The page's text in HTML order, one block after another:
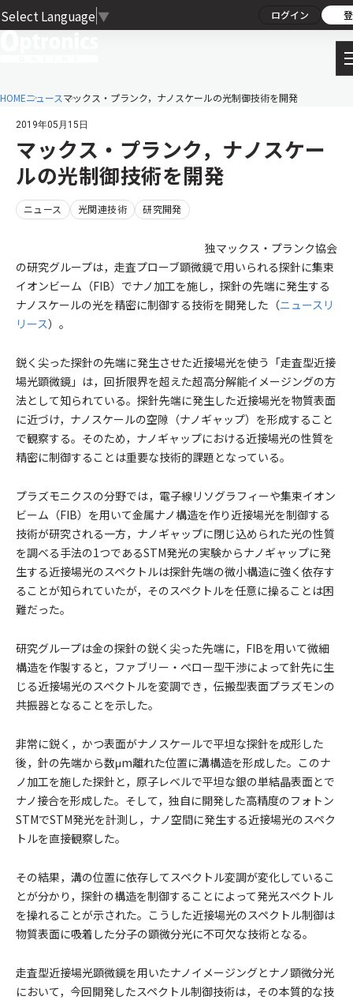
Select Language ▼ ログイン
HOMEニュースマックス・プランク，ナノスケールの光制御技術を開発
2019年05月15日
マックス・プランク，ナノスケー
ルの光制御技術を開発
ニュース 光関連技術 研究開発
独マックス・プランク協会
の研究グループは，走査プローブ顕微鏡で用いられる探針に集束
イオンビーム（FIB）でナノ加工を施し，探針の先端に発生する
ナノスケールの光を精密に制御する技術を開発した（ニュースリ
リース）。
鋭く尖った探針の先端に発生させた近接場光を使う「走査型近接
場光顕微鏡」は，回折限界を超えた超高分解能イメージングの方
法として知られている。探針先端に発生した近接場光を物質表面
に近づけ，ナノスケールの空隙（ナノギャップ）を形成すること
で観察する。そのため，ナノギャップにおける近接場光の性質を
精密に制御することは重要な技術的課題となっている。
プラズモニクスの分野では，電子線リソグラフィーや集束イオン
ビーム（FIB）を用いて金属ナノ構造を作り近接場光を制御する
技術が研究される一方，ナノギャップに閉じ込められた光の性質
を調べる手法の1つであるSTM発光の実験からナノギャップに発
生する近接場光のスペクトルは探針先端の微小構造に強く依存す
ることが知られていたが，そのスペクトルを任意に操ることは困
難だった。
研究グループは金の探針の鋭く尖った先端に，FIBを用いて微細
構造を作製すると，ファブリー・ペロー型干渉によって針先に生
じる近接場光のスペクトルを変調でき，伝搬型表面プラズモンの
共振器となることを示した。
非常に鋭く，かつ表面がナノスケールで平坦な探針を成形した
後，針の先端から数μm離れた位置に溝構造を形成した。このナ
ノ加工を施した探針と，原子レベルで平坦な銀の単結晶表面とで
ナノ接合を形成した。そして，独自に開発した高精度のフォトン
STMでSTM発光を計測し，ナノ空間に発生する近接場光のスペク
トルを直接観察した。
その結果，溝の位置に依存してスペクトル変調が変化しているこ
とが分かり，探針の構造を制御することによって発光スペクトル
を操れることが示された。こうした近接場光のスペクトル制御は
物質表面に吸着した分子の顕微分光に不可欠な技術となる。
走査型近接場光顕微鏡を用いたナノイメージングとナノ顕微分光
において，今回開発したスペクトル制御技術は，その本質的な技